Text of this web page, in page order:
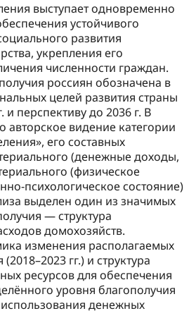
выступает одновременно
устойчивого
развития
укрепления его
численности граждан.
россиян обозначена в
целей развития страны
и перспективу до 2036 г. В
авторское видение категории
его составных
(денежные доходы,
(физическое
психологическое состояние)
выделен один из значимых
— структура
домохозяйств.
изменения располагаемых
гг.) и структура
ресурсов для обеспечения
уровня благополучия
использования денежных